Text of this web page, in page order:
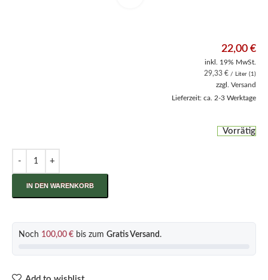
22,00 €
inkl. 19% MwSt.
29,33 € / Liter (1)
zzgl. Versand
Lieferzeit: ca. 2-3 Werktage
Vorrätig
IN DEN WARENKORB
Noch 100,00 € bis zum Gratis Versand .